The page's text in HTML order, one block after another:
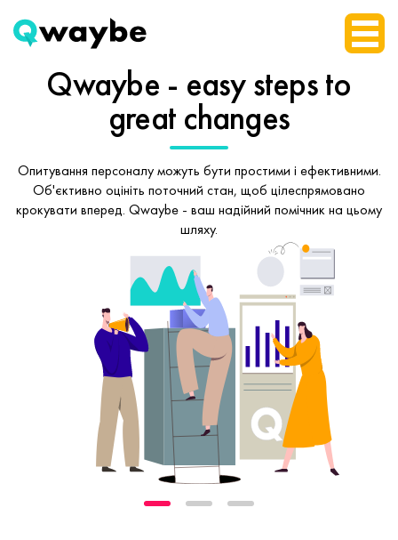
Qwaybe - easy stepsto
great changes
Опитування персоналу можуть бути простими і ефективними.
Об'єктивно оцініть поточний стан, щоб цілеспрямовано
крокувати вперед. Qwaybe - ваш надійний помічник на цьому
шляху.